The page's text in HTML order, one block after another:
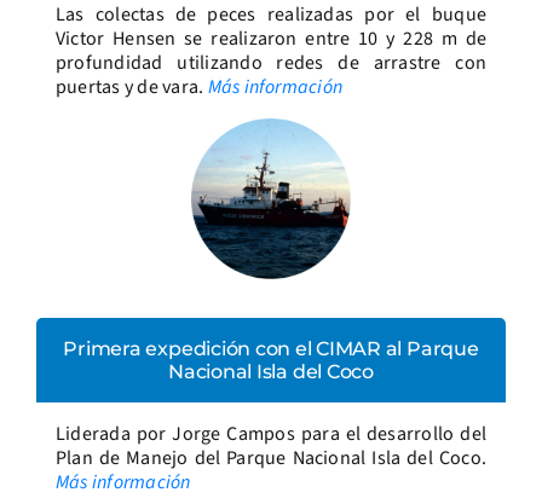
Las colectas de peces realizadas por el buque
Victor Hensen se realizaron entre 10 y 228 m de
profundidad utilizando redes de arrastre con
puertas y de vara. Más información
Primera expedición con el CIMAR al Parque
Nacional Isla del Coco
Liderada por Jorge Campos para el desarrollo del
Plan de Manejo del Parque Nacional Isla del Coco.
Más información